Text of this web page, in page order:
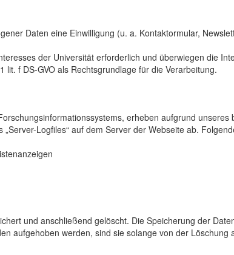
Daten eine Einwilligung (u. a. Kontaktormular,
der Universität erforderlich und überwiegen die
f DS-GVO als Rechtsgrundlage für die Verarbeitung.
erheben aufgrund
Logfiles“ auf dem Server der Webseite ab.
und anschließend gelöscht. Die Speicherung der
aufgehoben werden, sind sie solange von der